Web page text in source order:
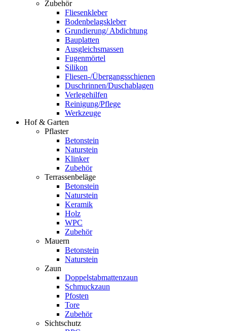
Zubehör
Fliesenkleber
Bodenbelagskleber
Grundierung/ Abdichtung
Bauplatten
Ausgleichsmassen
Fugenmörtel
Silikon
Fliesen-/Übergangsschienen
Duschrinnen/Duschablagen
Verlegehilfen
Reinigung/Pflege
Werkzeuge
Hof & Garten
Pflaster
Betonstein
Naturstein
Klinker
Zubehör
Terrassenbeläge
Betonstein
Naturstein
Keramik
Holz
WPC
Zubehör
Mauern
Betonstein
Naturstein
Zaun
Doppelstabmattenzaun
Schmuckzaun
Pfosten
Tore
Zubehör
Sichtschutz